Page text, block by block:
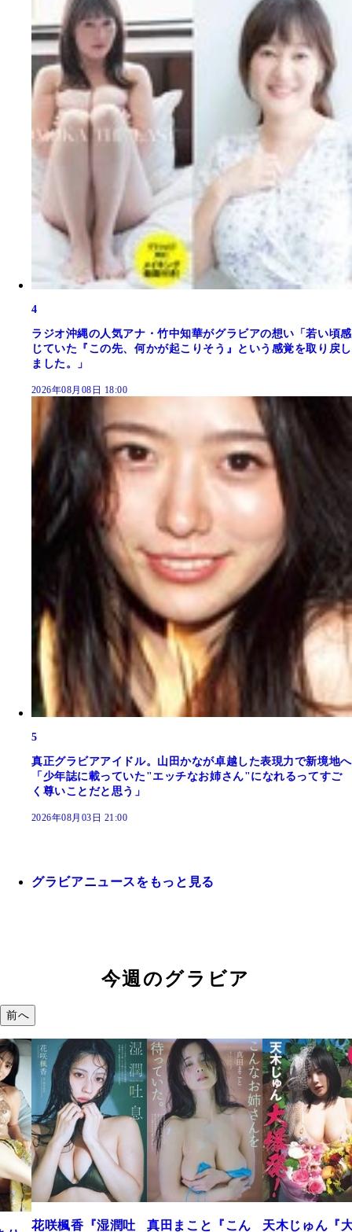
4
ラジオ沖縄の人気アナ・竹中知華がグラビアの想い「若い頃感
じていた『この先、何かが起こりそう』という感覚を取り戻し
ました。」
2026年08月08日 18:00
5
真正グラビアアイドル。山田かなが卓越した表現力で新境地へ
「少年誌に載っていた"エッチなお姉さん"になれるってすご
く尊いことだと思う」
2026年08月03日 21:00
グラビアニュースをもっと見る
今週のグラビア
前へ
真田まこと『こん
天木じゅん『大爆